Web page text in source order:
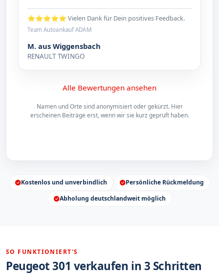
⭐⭐⭐⭐⭐ Vielen Dank für Dein positives Feedback.
Team Autoankauf ADAM
M. aus Wiggensbach
RENAULT TWINGO
Alle Bewertungen ansehen
Namen und Orte sind anonymisiert oder gekürzt. Hier
erscheinen Beiträge erst, wenn wir sie kurz geprüft haben.
Kostenlos und unverbindlich
Persönliche Rückmeldung
Abholung deutschlandweit möglich
SO FUNKTIONIERT'S
Peugeot 301 verkaufen in 3 Schritten